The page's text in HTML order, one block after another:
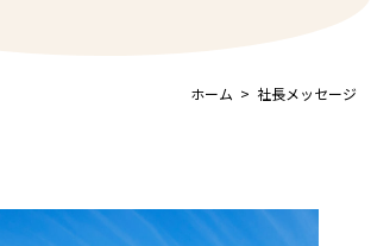
ホーム 社長メッセージ